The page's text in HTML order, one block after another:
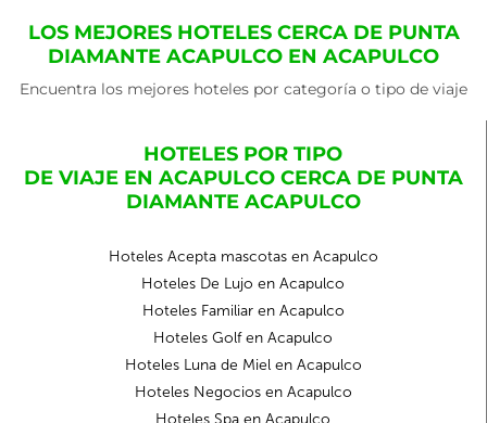
LOS MEJORES HOTELES CERCA DE PUNTA
DIAMANTE ACAPULCO EN ACAPULCO
Encuentra los mejores hoteles por categoría o tipo de viaje
HOTELES POR TIPO
DE VIAJE EN ACAPULCO CERCA DE PUNTA
DIAMANTE ACAPULCO
Hoteles Acepta mascotas en Acapulco
Hoteles De Lujo en Acapulco
Hoteles Familiar en Acapulco
Hoteles Golf en Acapulco
Hoteles Luna de Miel en Acapulco
Hoteles Negocios en Acapulco
Hoteles Spa en Acapulco